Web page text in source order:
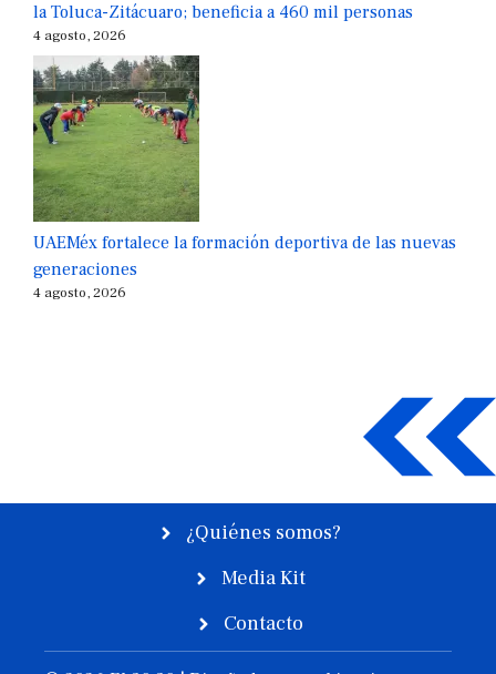
la Toluca-Zitácuaro; beneficia a 460 mil personas
4 agosto, 2026
UAEMéx fortalece la formación deportiva de las nuevas
generaciones
4 agosto, 2026
¿Quiénes somos?
Media Kit
Contacto